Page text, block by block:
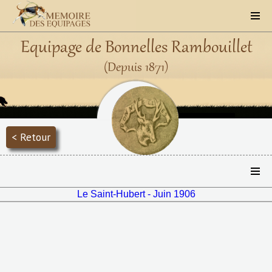
Equipage de Bonnelles Rambouillet
(Depuis 1871)
< Retour
Le Saint-Hubert - Juin 1906